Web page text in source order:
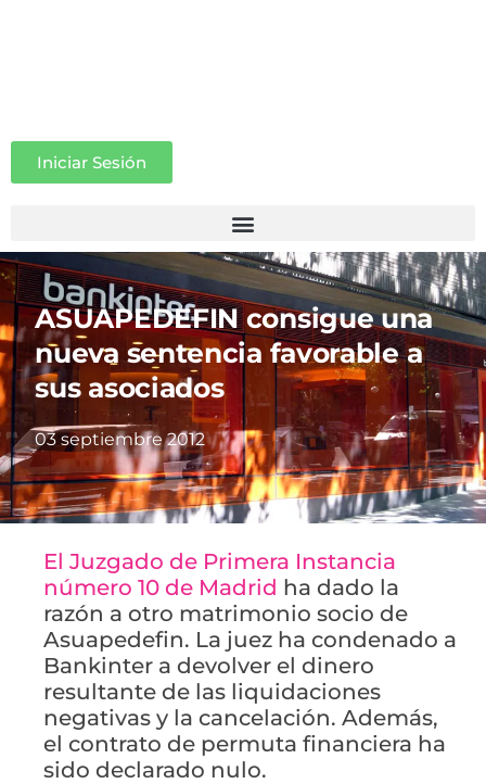
Iniciar Sesión
ASUAPEDEFIN consigue una
nueva sentencia favorable a
sus asociados
03 septiembre 2012
El Juzgado de Primera Instancia
número 10 de Madrid ha dado la
razón a otro matrimonio socio de
Asuapedefin. La juez ha condenado a
Bankinter a devolver el dinero
resultante de las liquidaciones
negativas y la cancelación. Además,
el contrato de permuta financiera ha
sido declarado nulo.